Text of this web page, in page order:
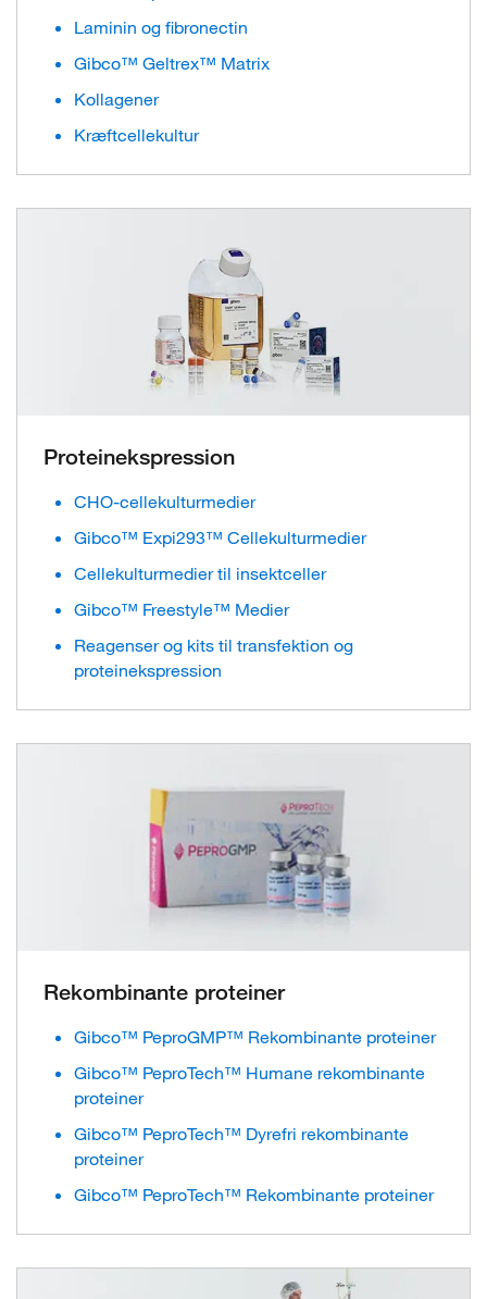
Laminin og fibronectin
Gibco™ Geltrex™ Matrix
Kollagener
Kræftcellekultur
Proteinekspression
CHO-cellekulturmedier
Gibco™ Expi293™ Cellekulturmedier
Cellekulturmedier til insektceller
Gibco™ Freestyle™ Medier
Reagenser og kits til transfektion og
proteinekspression
Rekombinante proteiner
Gibco™ PeproGMP™ Rekombinante proteiner
Gibco™ PeproTech™ Humane rekombinante
proteiner
Gibco™ PeproTech™ Dyrefri rekombinante
proteiner
Gibco™ PeproTech™ Rekombinante proteiner